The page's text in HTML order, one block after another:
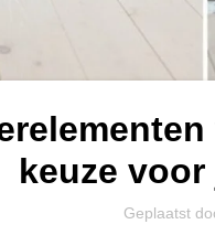
keuze
Geplaatst